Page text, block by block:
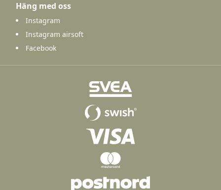
Häng med oss
Instagram
Instagram airsoft
Facebook